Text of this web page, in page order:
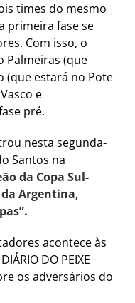
times do mesmo
primeira fase se
Com isso, o
Palmeiras (que
(que estará no Pote
e
pré.
nesta segunda-
Santos na
da Copa Sul-
Argentina,
acontece às
DO PEIXE
os adversários do